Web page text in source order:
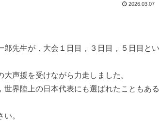
2026.03.07
先生が，大会１日目，３日目，５日目とい
声援を受けながら力走しました。
界陸上の日本代表にも選ばれたこともある
。